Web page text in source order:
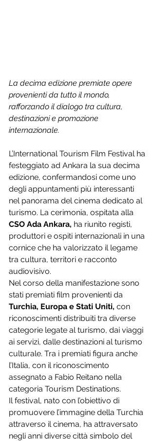
La decima edizione premiate opere
provenienti da tutto il mondo,
rafforzando il dialogo tra cultura,
destinazioni e promozione
internazionale.
L’International Tourism Film Festival ha
festeggiato ad Ankara la sua decima
edizione, confermandosi come uno
degli appuntamenti più interessanti
nel panorama del cinema dedicato al
turismo. La cerimonia, ospitata alla
CSO Ada Ankara, ha riunito registi,
produttori e ospiti internazionali in una
cornice che ha valorizzato il legame
tra cultura, territori e racconto
audiovisivo.
Nel corso della manifestazione sono
stati premiati film provenienti da
Turchia, Europa e Stati Uniti, con
riconoscimenti distribuiti tra diverse
categorie legate al turismo, dai viaggi
ai servizi, dalle destinazioni al turismo
culturale. Tra i premiati figura anche
l’Italia, con il riconoscimento
assegnato a Fabio Reitano nella
categoria Tourism Destinations.
Il festival, nato con l’obiettivo di
promuovere l’immagine della Turchia
attraverso il cinema, ha attraversato
negli anni diverse città simbolo del